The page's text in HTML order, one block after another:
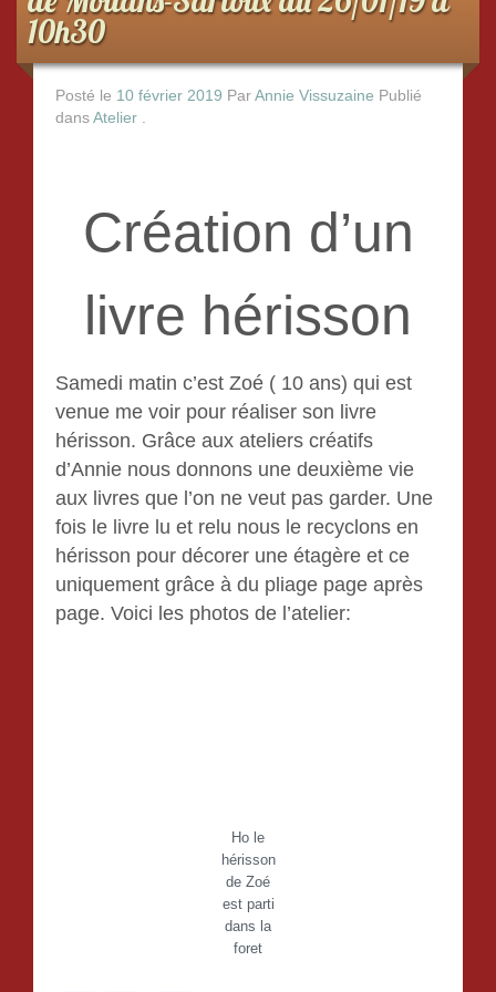
10h30
Posté le 10 février 2019 Par Annie Vissuzaine Publié
dans Atelier
Création d’un
livre hérisson
Samedi matin c’est Zoé ( 10 ans) qui est
venue me voir pour réaliser son livre
hérisson. Grâce aux ateliers créatifs
d’Annie nous donnons une deuxième vie
aux livres que l’on ne veut pas garder. Une
fois le livre lu et relu nous le recyclons en
hérisson pour décorer une étagère et ce
uniquement grâce à du pliage page après
page. Voici les photos de l’atelier:
Ho le
hérisson
de Zoé
est parti
dans la
foret